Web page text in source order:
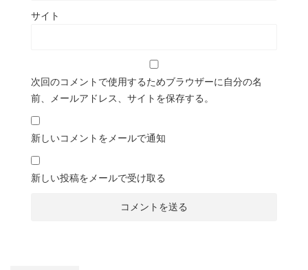
サイト
次回のコメントで使用するためブラウザーに自分の名
前、メールアドレス、サイトを保存する。
新しいコメントをメールで通知
新しい投稿をメールで受け取る